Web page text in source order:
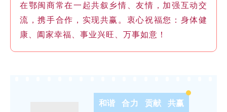
在鄂闽商常在一起共叙乡情、友情，加强互动交
流，携手合作，实现共赢。衷心祝福您：身体健
康、阖家幸福、事业兴旺、万事如意！
和谐 合力 贡献 共赢